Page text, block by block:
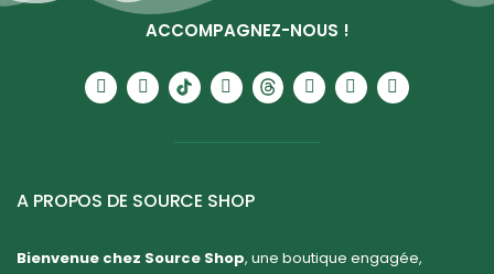
ACCOMPAGNEZ-NOUS !
A PROPOS DE SOURCE SHOP
Bienvenue chez Source Shop, une boutique engagée,